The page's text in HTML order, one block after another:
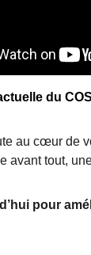
du COS
au cœur de
avant tout,
pour